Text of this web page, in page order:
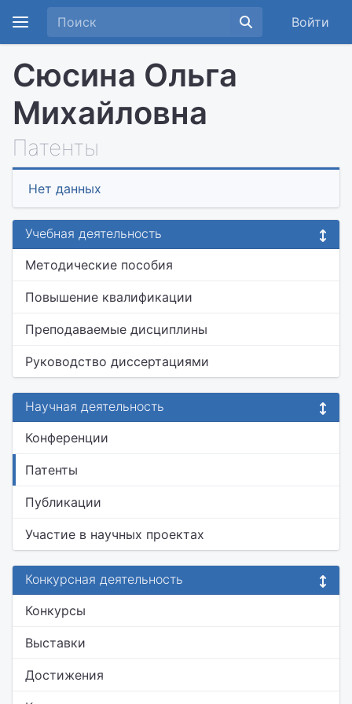
Войти
Сюсина Ольга
Михайловна
Патенты
Нет данных
Учебная деятельность
Методические пособия
Повышение квалификации
Преподаваемые дисциплины
Руководство диссертациями
Научная деятельность
Конференции
Патенты
Публикации
Участие в научных проектах
Конкурсная деятельность
Конкурсы
Выставки
Достижения